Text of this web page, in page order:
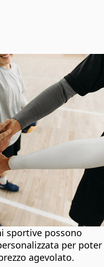
sportive possono
per poter
agevolato.